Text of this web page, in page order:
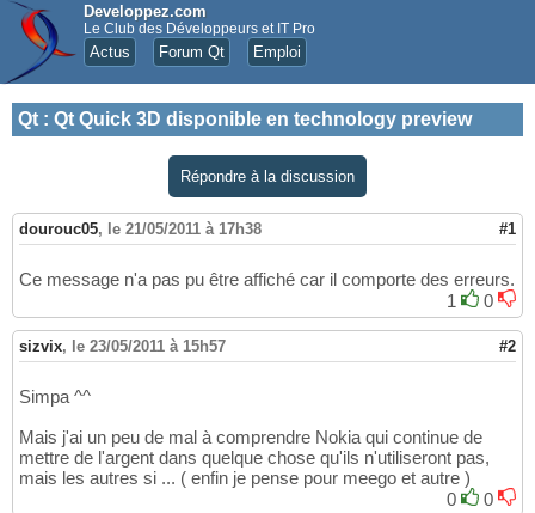
Developpez.com
Le Club des Développeurs et IT Pro
Actus Forum Qt Emploi
Qt : Qt Quick 3D disponible en technology preview
Répondre à la discussion
dourouc05, le 21/05/2011 à 17h38 #1
Ce message n'a pas pu être affiché car il comporte des erreurs.
1
0
sizvix, le 23/05/2011 à 15h57 #2
Simpa ^^
Mais j'ai un peu de mal à comprendre Nokia qui continue de
mettre de l'argent dans quelque chose qu'ils n'utiliseront pas,
mais les autres si ... ( enfin je pense pour meego et autre )
0
0